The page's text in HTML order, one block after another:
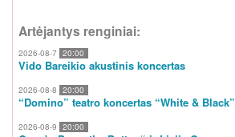
Artėjantys renginiai:
2026-08-7 20:00
Vido Bareikio akustinis koncertas
2026-08-8 20:00
“Domino” teatro koncertas “White & Black”
2026-08-9 20:00